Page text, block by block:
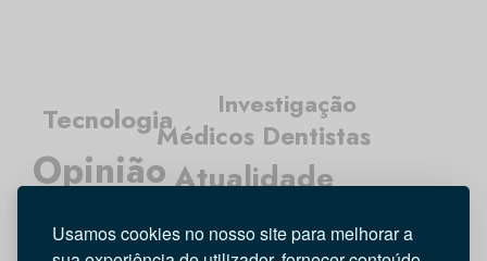
Usamos cookies no nosso site para melhorar a
Atualidade
Médicos Dentistas
Entrevista
Opinião
Tecnologia Investigação